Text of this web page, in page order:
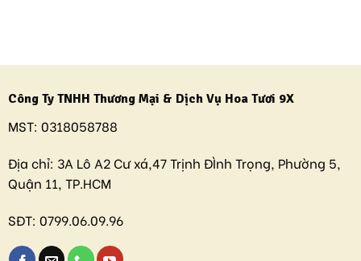
Công Ty TNHH Thương Mại & Dịch Vụ Hoa Tươi 9X
MST: 0318058788
Địa chỉ: 3A Lô A2 Cư xá,47 Trịnh ĐÌnh Trọng, Phường 5,
Quận 11, TP.HCM
SĐT: 0799.06.09.96